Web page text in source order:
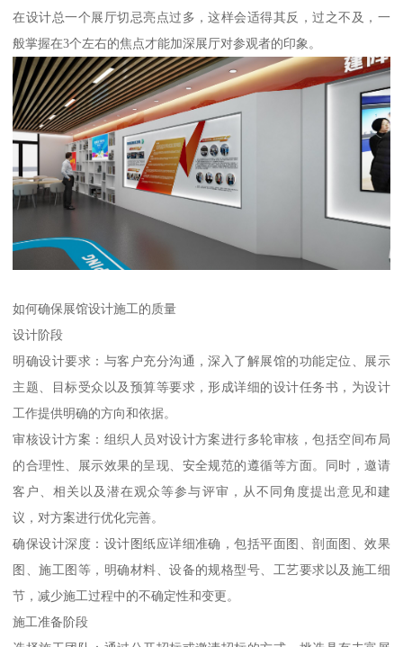
在设计总一个展厅切忌亮点过多，这样会适得其反，过之不及，一
般掌握在3个左右的焦点才能加深展厅对参观者的印象。
如何确保展馆设计施工的质量
设计阶段
明确设计要求：与客户充分沟通，深入了解展馆的功能定位、展示
主题、目标受众以及预算等要求，形成详细的设计任务书，为设计
工作提供明确的方向和依据。
审核设计方案：组织人员对设计方案进行多轮审核，包括空间布局
的合理性、展示效果的呈现、安全规范的遵循等方面。同时，邀请
客户、相关以及潜在观众等参与评审，从不同角度提出意见和建
议，对方案进行优化完善。
确保设计深度：设计图纸应详细准确，包括平面图、剖面图、效果
图、施工图等，明确材料、设备的规格型号、工艺要求以及施工细
节，减少施工过程中的不确定性和变更。
施工准备阶段